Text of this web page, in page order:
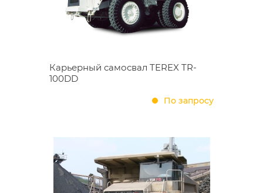
Карьерный самосвал TEREX TR-
100DD
По запросу